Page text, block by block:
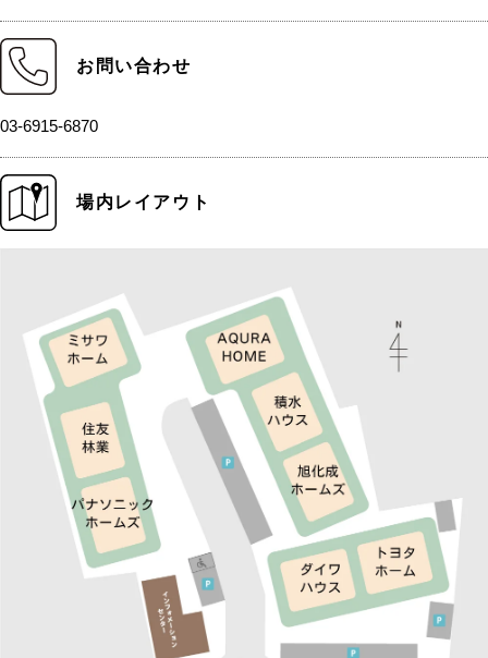
お問い合わせ
03-6915-6870
場内レイアウト